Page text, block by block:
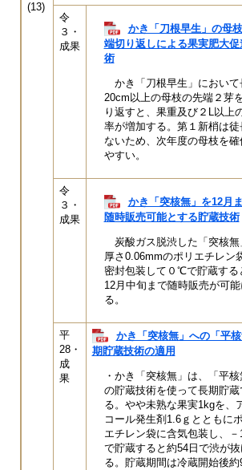
(13)
令
３・
成果
かき「刀根早生」の母
端切り返しによる果実肥大促
術
かき「刀根早生」において
20cm以上の母枝の先端２芽
り返すと、果重及び２L以上
率が増加する。第１新梢は徒
ないため、次年度の母枝を確
やすい。
令
３・
成果
かき「突核無」を12月
随時販売可能とする貯蔵技術
炭酸ガス脱渋した「突核無
厚さ0.06mmのポリエチレン
密封包装して０℃で貯蔵する
12月中旬まで随時販売が可能
る。
平
28・
成
果
かき「突核無」への「平
期貯蔵技術の適用
・かき「突核無」は、「平核
の貯蔵技術を使って長期貯蔵
る。やや未熟な果実1kgを、
コール発生剤1.6ｇとともに
エチレン袋に含気包装し、
で貯蔵すると約54日で渋が抜
る。貯蔵期間は冷蔵開始後約